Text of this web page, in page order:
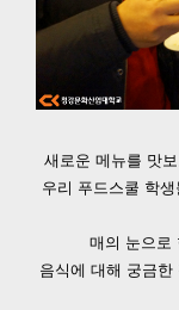
새로운 메뉴를 맛
우리 푸드스쿨 학
매의 눈으로
음식에 대해 궁금